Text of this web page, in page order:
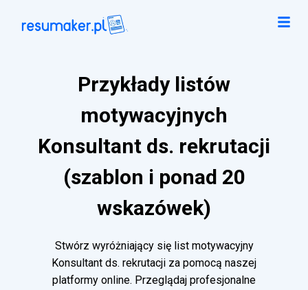
Przykłady listów
motywacyjnych
Konsultant ds. rekrutacji
(szablon i ponad 20
wskazówek)
Stwórz wyróżniający się list motywacyjny
Konsultant ds. rekrutacji za pomocą naszej
platformy online. Przeglądaj profesjonalne